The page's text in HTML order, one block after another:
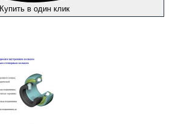
Купить в один клик